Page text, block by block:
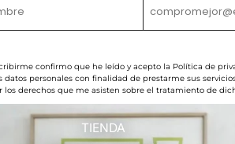
confirmo que he leído y acepto la Política de
datos personales con finalidad de prestarme sus
los derechos que me asisten sobre el tratamiento de
TIENDA